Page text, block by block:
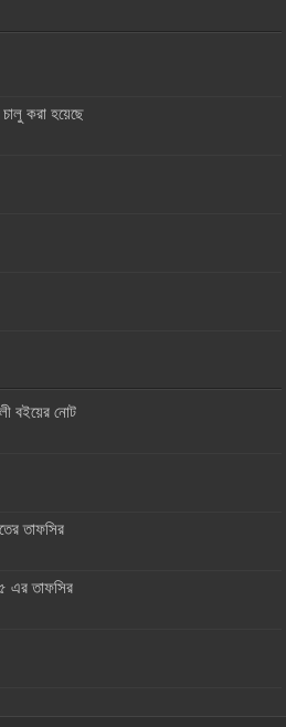
করা হয়েছে
বইয়ের নোট
তাফসির
এর তাফসির